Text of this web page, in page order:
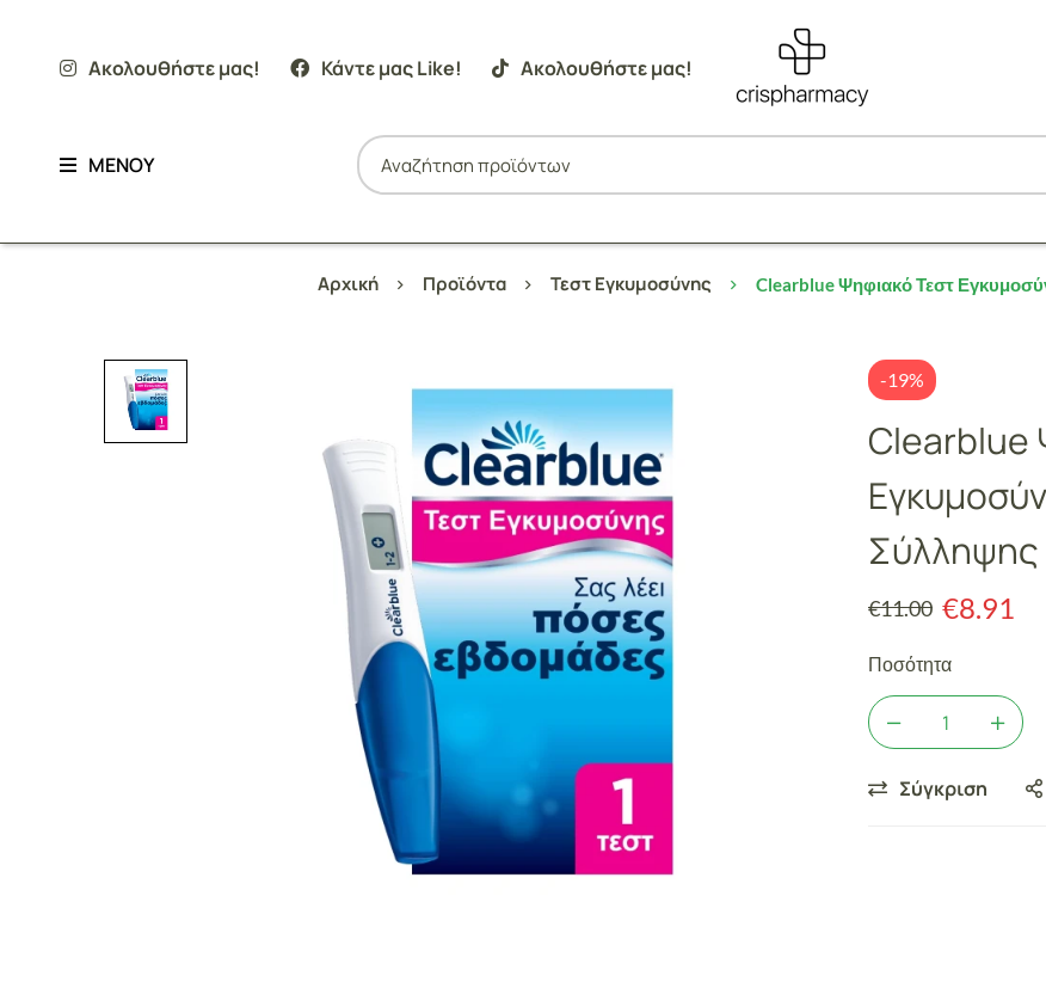
ΜΕΝΟΥ
Ακολουθήστε μας! Κάντε μας Like! Ακολουθήστε μας!
Αρχική Προϊόντα Τεστ Εγκυμοσύνης Clearblue Ψηφιακό Τεστ
-19%
Clearblue
Σύλληψης
€11.00 €8.91
Ποσότητα
Σύγκριση